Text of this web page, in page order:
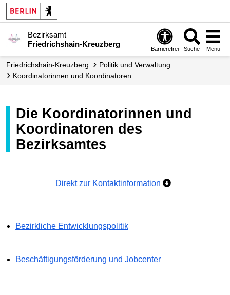
Bezirksamt
Friedrichshain-Kreuzberg
Barrierefrei Suche Menü
Friedrichshain-Kreuzberg
Politik und Verwaltung
Koordinatorinnen­ und Koordinatoren
Die Koordinatorinnen und
Koordinatoren des
Bezirksamtes
Direkt zur Kontaktinformation
Bezirkliche Entwicklungspolitik
Beschäftigungsförderung und Jobcenter